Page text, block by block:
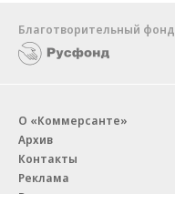
Благотворительный фонд
О «Коммерсанте»
Архив
Контакты
Реклама
Вакансии